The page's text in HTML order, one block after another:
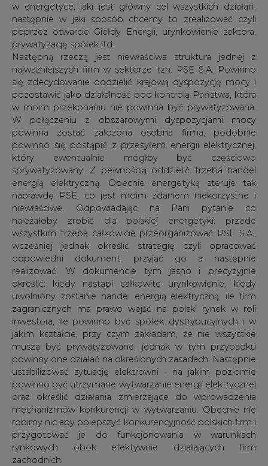
w energetyce, jaki jest główny cel wszystkich działań,
następnie w jaki sposób chcemy to zrealizować czyli
poprzez otwarcie Giełdy Energii, urynkowienie sektora,
prywatyzację spółek itd.
Następną rzeczą jest niewłaściwa struktura jednej z
najważniejszych firm w sektorze tzn. PSE S.A. Powinno
się zdecydowanie oddzielić krajową dyspozycję mocy i
pozostawić jako działalność pod kontrolą Państwa, która
w moim przekonaniu nie powinna być prywatyzowana.
W połączeniu z obszarowymi dyspozycjami mocy
powinna zostać założona osobna firma, podobnie
powinno się postąpić z przesyłem energii elektrycznej,
który ewentualnie mógłby być częściowo
sprywatyzowany. Z pewnością oddzielić trzeba handel
energią elektryczną. Obecnie energetyką steruje tak
naprawdę PSE, co jest moim zdaniem niekorzystne i
niewłaściwe. Odpowiadając na Pani pytanie co
należałoby zrobić dla polskiej energetyki: przede
wszystkim trzeba całkowicie przeorganizować PSE S.A.,
wcześniej jednak określić strategię czyli opracować
odpowiedni dokument, przyjąć go a następnie
realizować. W dokumencie tym jasno i precyzyjnie
określić: kiedy nastąpi całkowite urynkowienie, kiedy
uwolniony zostanie handel energią elektryczną, ile firm
zagranicznych ma prawo wejść na polski rynek w roli
inwestora, ile powinno być spółek dystrybucyjnych i w
jakim kształcie, przy czym zakładam, że nie wszystkie
muszą być prywatyzowane, jednak w tym przypadku
powinny one działać na określonych zasadach. Następnie
ustabilizować sytuację elektrowni - na jakim poziomie
powinno być utrzymane wytwarzanie energii elektrycznej
oraz określić działania zmierzające do wprowadzenia
mechanizmów konkurencji w wytwarzaniu. Obecnie nie
robimy nic aby polepszyć konkurencyjność polskich firm i
przygotować je do funkcjonowania w warunkach
rynkowych obok efektywnie działających firm
zachodnich.